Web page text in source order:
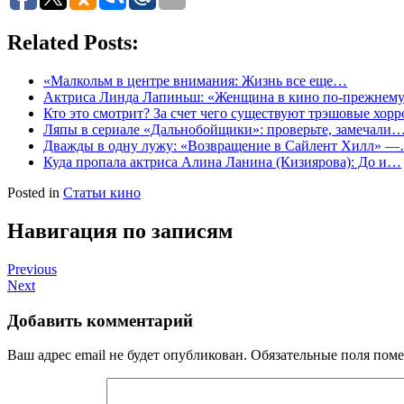
Related Posts:
«Малкольм в центре внимания: Жизнь все еще…
Актриса Линда Лапиньш: «Женщина в кино по-
Кто это смотрит? За счет чего существуют трэшовые
Ляпы в сериале «Дальнобойщики»: проверьте, замечали…
Дважды в одну лужу: «Возвращение в Сайлент Хилл»
Куда пропала актриса Алина Ланина (Кизиярова): До и…
Posted in Статьи кино
Навигация по записям
Previous
Next
Добавить комментарий
Ваш адрес email не будет опубликован. Обязательные поля